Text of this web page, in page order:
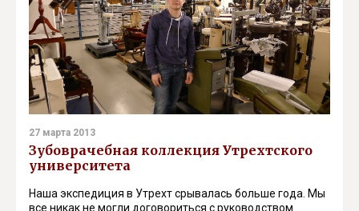
27 марта 2013
Зубоврачебная коллекция Утрехтского
университета
Наша экспедиция в Утрехт срывалась больше года. Мы
все никак не могли договориться с руководством